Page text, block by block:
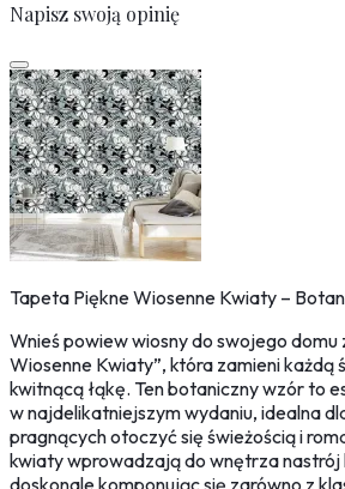
Napisz swoją opinię
Tapeta Piękne Wiosenne Kwiaty –
Wnieś powiew wiosny do swojego
Wiosenne Kwiaty”, która zamieni każdą
kwitnącą łąkę. Ten botaniczny wzór to
w najdelikatniejszym wydaniu, idealna
pragnących otoczyć się świeżością i
kwiaty wprowadzają do wnętrza nastrój